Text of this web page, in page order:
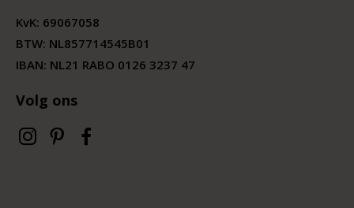
KvK: 69067058
BTW: NL857714545B01
IBAN: NL21 RABO 0126 3237 47
Volg ons